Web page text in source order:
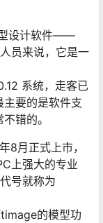
型设计软件——
员来说，它是一
系统，走客已
要的是软件支
错的。
8月正式上市，
上强大的专业
号就称为
的模型功